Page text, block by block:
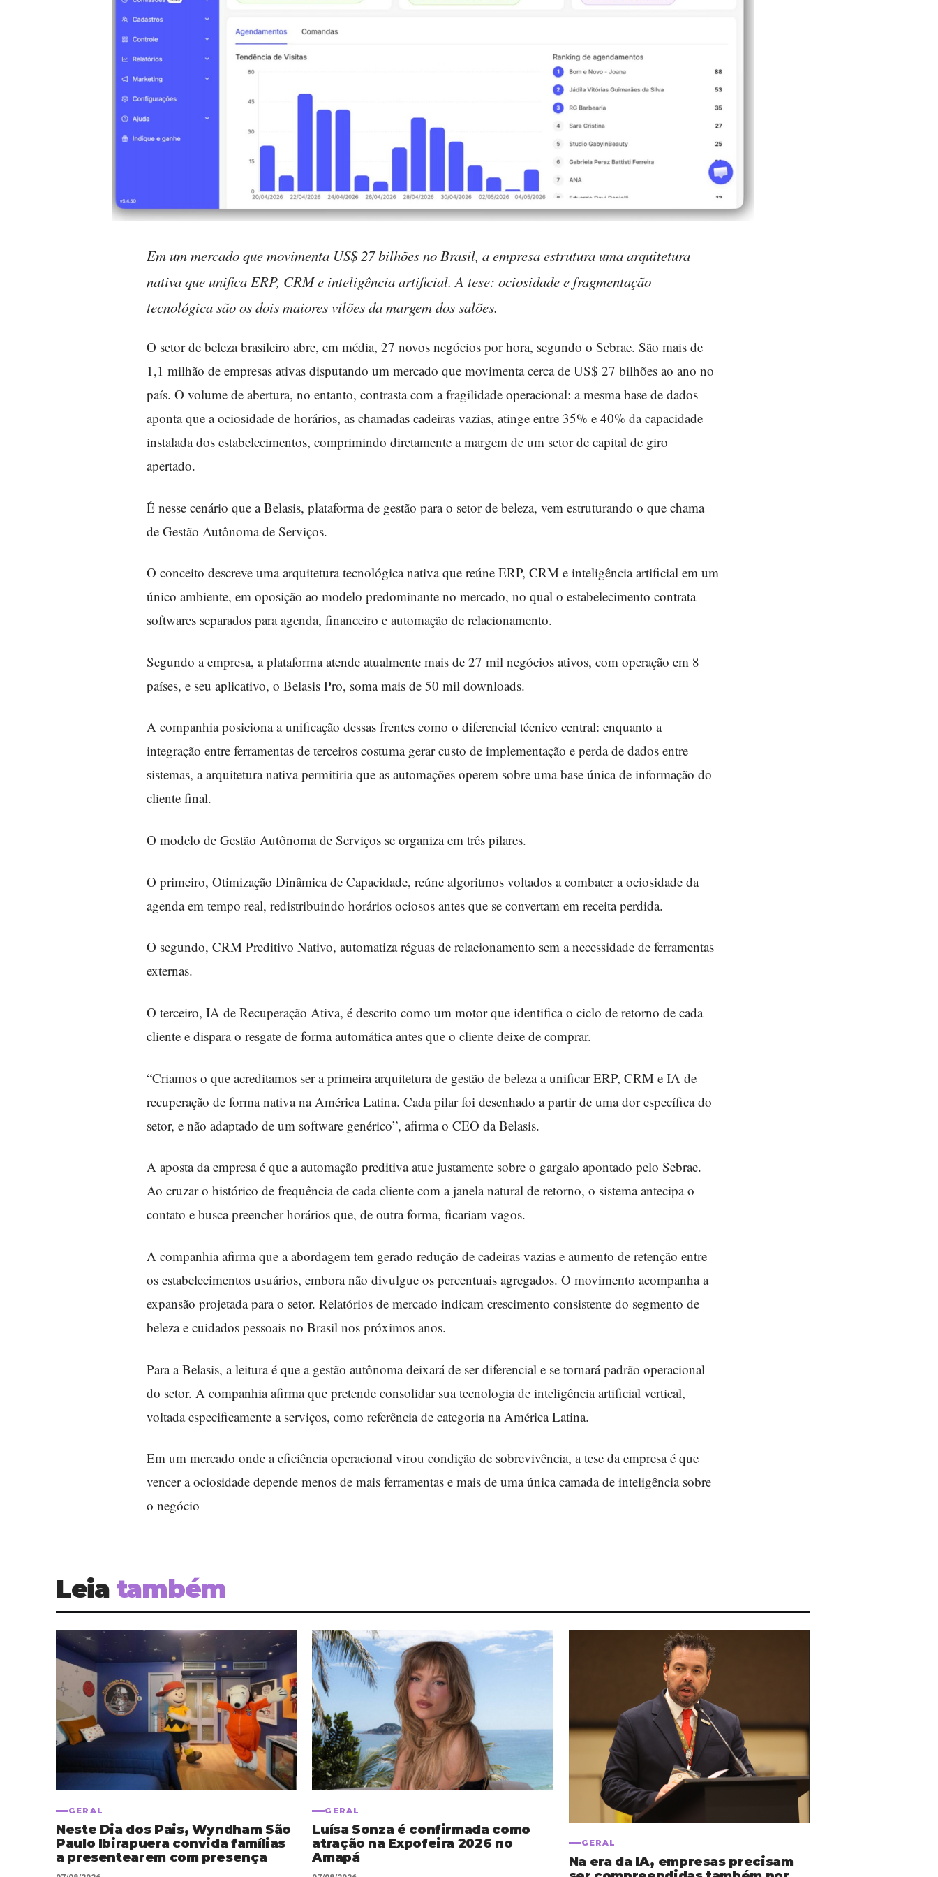
Em um mercado que movimenta US$ 27 bilhões no Brasil, a empresa estrutura uma arquitetura
nativa que unifica ERP, CRM e inteligência artificial. A tese: ociosidade e fragmentação
tecnológica são os dois maiores vilões da margem dos salões.
O setor de beleza brasileiro abre, em média, 27 novos negócios por hora, segundo o Sebrae. São mais de
1,1 milhão de empresas ativas disputando um mercado que movimenta cerca de US$ 27 bilhões ao ano no
país. O volume de abertura, no entanto, contrasta com a fragilidade operacional: a mesma base de dados
aponta que a ociosidade de horários, as chamadas cadeiras vazias, atinge entre 35% e 40% da capacidade
instalada dos estabelecimentos, comprimindo diretamente a margem de um setor de capital de giro
apertado.
É nesse cenário que a Belasis, plataforma de gestão para o setor de beleza, vem estruturando o que chama
de Gestão Autônoma de Serviços.
O conceito descreve uma arquitetura tecnológica nativa que reúne ERP, CRM e inteligência artificial em um
único ambiente, em oposição ao modelo predominante no mercado, no qual o estabelecimento contrata
softwares separados para agenda, financeiro e automação de relacionamento.
Segundo a empresa, a plataforma atende atualmente mais de 27 mil negócios ativos, com operação em 8
países, e seu aplicativo, o Belasis Pro, soma mais de 50 mil downloads.
A companhia posiciona a unificação dessas frentes como o diferencial técnico central: enquanto a
integração entre ferramentas de terceiros costuma gerar custo de implementação e perda de dados entre
sistemas, a arquitetura nativa permitiria que as automações operem sobre uma base única de informação do
cliente final.
O modelo de Gestão Autônoma de Serviços se organiza em três pilares.
O primeiro, Otimização Dinâmica de Capacidade, reúne algoritmos voltados a combater a ociosidade da
agenda em tempo real, redistribuindo horários ociosos antes que se convertam em receita perdida.
O segundo, CRM Preditivo Nativo, automatiza réguas de relacionamento sem a necessidade de ferramentas
externas.
O terceiro, IA de Recuperação Ativa, é descrito como um motor que identifica o ciclo de retorno de cada
cliente e dispara o resgate de forma automática antes que o cliente deixe de comprar.
“Criamos o que acreditamos ser a primeira arquitetura de gestão de beleza a unificar ERP, CRM e IA de
recuperação de forma nativa na América Latina. Cada pilar foi desenhado a partir de uma dor específica do
setor, e não adaptado de um software genérico”, afirma o CEO da Belasis.
A aposta da empresa é que a automação preditiva atue justamente sobre o gargalo apontado pelo Sebrae.
Ao cruzar o histórico de frequência de cada cliente com a janela natural de retorno, o sistema antecipa o
contato e busca preencher horários que, de outra forma, ficariam vagos.
A companhia afirma que a abordagem tem gerado redução de cadeiras vazias e aumento de retenção entre
os estabelecimentos usuários, embora não divulgue os percentuais agregados. O movimento acompanha a
expansão projetada para o setor. Relatórios de mercado indicam crescimento consistente do segmento de
beleza e cuidados pessoais no Brasil nos próximos anos.
Para a Belasis, a leitura é que a gestão autônoma deixará de ser diferencial e se tornará padrão operacional
do setor. A companhia afirma que pretende consolidar sua tecnologia de inteligência artificial vertical,
voltada especificamente a serviços, como referência de categoria na América Latina.
Em um mercado onde a eficiência operacional virou condição de sobrevivência, a tese da empresa é que
vencer a ociosidade depende menos de mais ferramentas e mais de uma única camada de inteligência sobre
o negócio
Leia também
GERAL
Neste Dia dos Pais, Wyndham São
Paulo Ibirapuera convida famílias
a presentearem com presença
GERAL
Luísa Sonza é confirmada como
atração na Expofeira 2026 no
Amapá
GERAL
Na era da IA, empresas precisam